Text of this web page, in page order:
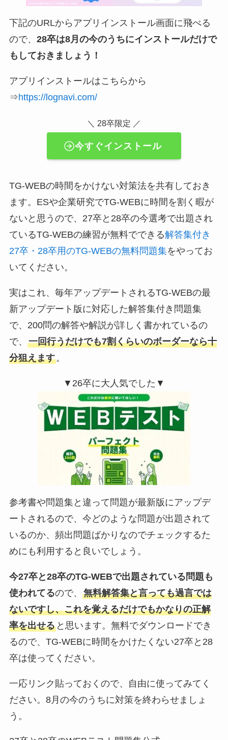
下記のURLからアプリインストール画面に飛べる
ので、 28卒は8月の今のうちにインストールだけで
もしておきましょう！
アプリインストールはこちらから
⇒https://lognavi.com/
＼ 28卒限定 ／
今すぐインストール
TG-WEBの時間をかけない対策法を共有しておき
ます。ESや企業研究でTG-WEBに時間を割く暇が
ないと思うので、27卒と28卒の今選考で出題され
ているTG-WEBの練習が無料でできる解答集付き
27卒・28卒用のTG-WEBの無料問題集をやってお
いてください。
実はこれ、毎年アップデートされるTG-WEBの最
新アップデート版に対応した解答集付き問題集
で、200問の解答や解説が詳しく書かれているの
で、 一回行うだけでも7割くらいのボーダーなら十
分狙えます。
▼26卒に大人気でした▼
参考書や問題集と違って問題が最新版にアップデ
ートされるので、今どのような問題が出題されて
いるのか、頻出問題ばかりなのでチェックするた
めにも利用すると良いでしょう。
今27卒と28卒のTG-WEBで出題されている問題も
使われてるので、 無料解答集と言っても過言では
ないですし、これを覚えるだけでもかなりの正解
率を出せると思います。無料でダウンロードでき
るので、TG-WEBに時間をかけたくない27卒と28
卒は使ってください。
一応リンク貼っておくので、自由に使ってみてく
ださい。8月の今のうちに対策を終わらせましょ
う。